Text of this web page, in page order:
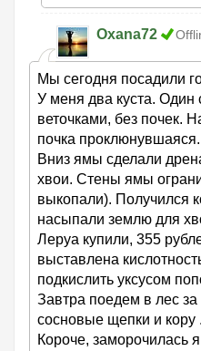
Oxana72
Мы сегодня посадили
У меня два куста. Один
веточками, без почек.
почка проклюнувшаяся.
Вниз ямы сделали
хвои. Стены ямы
выкопали). Получился
насыпали землю для
Леруа купили, 355
выставлена
подкислить уксусом
Завтра поедем в лес
сосновые щепки и кору .
Короче, заморочилась